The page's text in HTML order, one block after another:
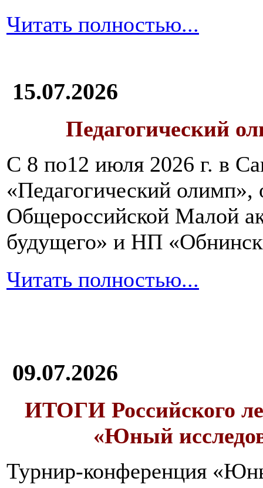
Читать полностью...
15.07.2026
Педагогический
С 8 по12 июля 2026 г. в
«Педагогический олимп»,
Общероссийской Малой
будущего» и НП
Читать полностью...
09.07.2026
ИТОГИ Российского
«Юный
Турнир-конференция